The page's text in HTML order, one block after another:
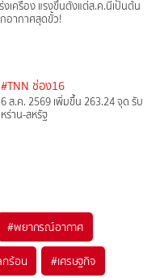
งเครื่อง แรงขึ้นตั้งแต่ส.ค.นี้เป็นต้น
กอากาศสุดขั้ว!
#TNN ช่อง16
ส.ค. 2569 เพิ่มขึ้น 263.24 จุด รับ
ร่าน-สหรัฐ
#พยากรณ์อากาศ
กร้อน #เศรษฐกิจ